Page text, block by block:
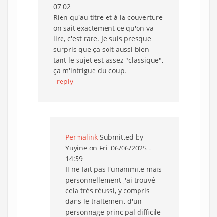
07:02
Rien qu'au titre et à la couverture
on sait exactement ce qu'on va
lire, c'est rare. Je suis presque
surpris que ça soit aussi bien
tant le sujet est assez "classique",
ça m'intrigue du coup.
reply
Permalink Submitted by
Yuyine on Fri, 06/06/2025 -
14:59
Il ne fait pas l'unanimité mais
personnellement j'ai trouvé
cela très réussi, y compris
dans le traitement d'un
personnage principal difficile